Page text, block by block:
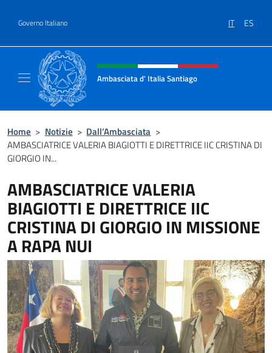
Governo Italiano IT ES
Intestazione sito, social e menù
Ambasciata d' Italia Santiago
Home > Notizie > Dall’Ambasciata >
AMBASCIATRICE VALERIA BIAGIOTTI E DIRETTRICE IIC CRISTINA DI
GIORGIO IN...
AMBASCIATRICE VALERIA
BIAGIOTTI E DIRETTRICE IIC
CRISTINA DI GIORGIO IN MISSIONE
A RAPA NUI